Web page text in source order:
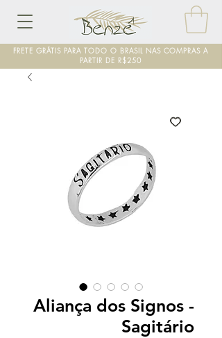
FRETE GRÁTIS PARA TODO O BRASIL NAS COMPRAS A
PARTIR DE R$250
Aliança dos Signos -
Sagitário